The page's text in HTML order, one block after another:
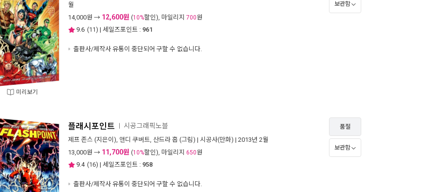
미리보기
월
14,000원 → 12,600원 (10%할인), 마일리지 700원
9.6 (11) | 세일즈포인트 : 961
출판사/제작사 유통이 중단되어 구할 수 없습니다.
보관함
플래시포인트 시공그래픽노블
제프 존스 (지은이), 앤디 쿠버트, 산드라 홉 (그림) | 시공사(만화) | 2013년 2월
13,000원 → 11,700원 (10%할인), 마일리지 650원
9.4 (16) | 세일즈포인트 : 958
출판사/제작사 유통이 중단되어 구할 수 없습니다.
품절
보관함